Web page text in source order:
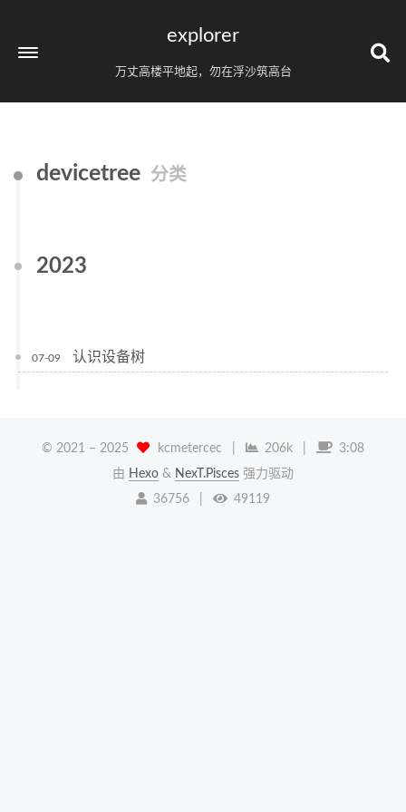
explorer
万丈高楼平地起，勿在浮沙筑高台
devicetree 分类
2023
07-09 认识设备树
© 2021 – 2025 kcmetercec 206k
3:08
由 Hexo & NexT.Pisces 强力驱动
36756
49119